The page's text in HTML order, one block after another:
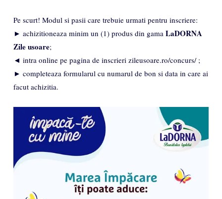
Pe scurt! Modul si pasii care trebuie urmati pentru inscriere:
► achizitioneaza minim un (1) produs din gama LaDORNA
Zile usoare;
◄ intra online pe pagina de inscrieri zileusoare.ro/concurs/ ;
► completeaza formularul cu numarul de bon si data in care ai
facut achizitia.